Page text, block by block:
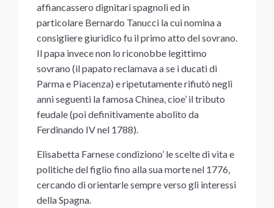
affiancassero dignitari spagnoli ed in
particolare Bernardo Tanucci la cui nomina a
consigliere giuridico fu il primo atto del sovrano.
Il papa invece non lo riconobbe legittimo
sovrano (il papato reclamava a se i ducati di
Parma e Piacenza) e ripetutamente rifiutò negli
anni seguenti la famosa Chinea, cioe’ il tributo
feudale (poi definitivamente abolito da
Ferdinando IV nel 1788).
Elisabetta Farnese condiziono’ le scelte di vita e
politiche del figlio fino alla sua morte nel 1776,
cercando di orientarle sempre verso gli interessi
della Spagna.